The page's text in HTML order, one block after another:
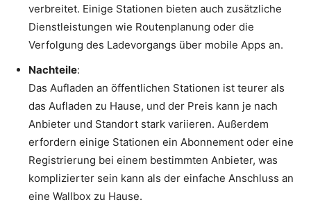
verbreitet. Einige Stationen bieten auch zusätzliche
Dienstleistungen wie Routenplanung oder die
Verfolgung des Ladevorgangs über mobile Apps an.
Nachteile:
Das Aufladen an öffentlichen Stationen ist teurer als
das Aufladen zu Hause, und der Preis kann je nach
Anbieter und Standort stark variieren. Außerdem
erfordern einige Stationen ein Abonnement oder eine
Registrierung bei einem bestimmten Anbieter, was
komplizierter sein kann als der einfache Anschluss an
eine Wallbox zu Hause.